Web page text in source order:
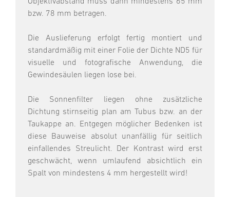
Objektivabstand muss dann mindestens 65 mm
bzw. 78 mm betragen.
Die Auslieferung erfolgt fertig montiert und
standardmäßig mit einer Folie der Dichte ND5 für
visuelle und fotografische Anwendung, die
Gewindesäulen liegen lose bei.
Die Sonnenfilter liegen ohne zusätzliche
Dichtung stirnseitig plan am Tubus bzw. an der
Taukappe an. Entgegen möglicher Bedenken ist
diese Bauweise absolut unanfällig für seitlich
einfallendes Streulicht. Der Kontrast wird erst
geschwächt, wenn umlaufend absichtlich ein
Spalt von mindestens 4 mm hergestellt wird!